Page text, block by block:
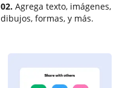
02. Agrega texto, imágenes,
dibujos, formas, y más.